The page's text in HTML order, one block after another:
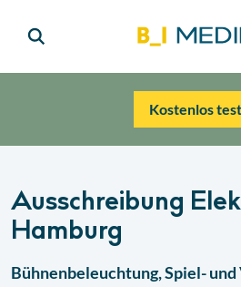
Kostenlos
Ausschreibung
Hamburg
Bühnenbeleuchtung, Spiel-